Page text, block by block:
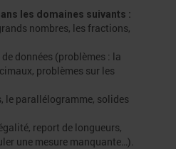
les domaines suivants :
nombres, les fractions,
données (problèmes : la
problèmes sur les
le parallélogramme, solides
report de longueurs,
une mesure manquante…).